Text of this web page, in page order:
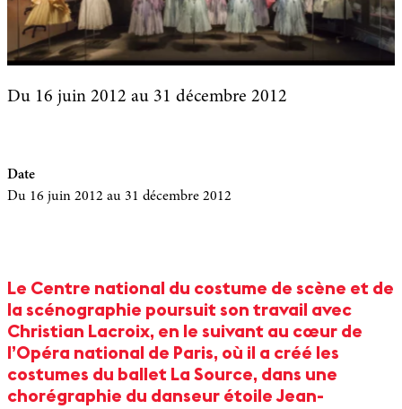
Du 16 juin 2012 au 31 décembre 2012
Date
Du 16 juin 2012 au 31 décembre 2012
Le Centre national du costume de scène et de
la scénographie poursuit son travail avec
Christian Lacroix, en le suivant au cœur de
l’Opéra national de Paris, où il a créé les
costumes du ballet La Source, dans une
chorégraphie du danseur étoile Jean-